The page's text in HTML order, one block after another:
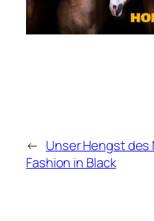
← Unser Hengst
Fashion in Black